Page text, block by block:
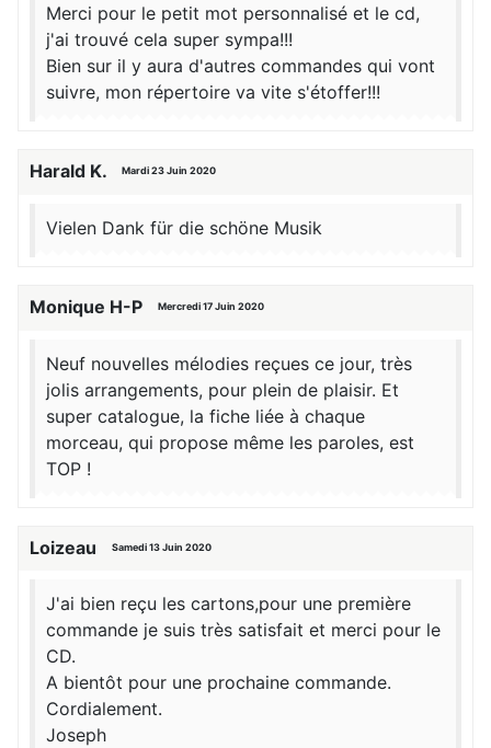
Merci pour le petit mot personnalisé et le cd,
j'ai trouvé cela super sympa!!!
Bien sur il y aura d'autres commandes qui vont
suivre, mon répertoire va vite s'étoffer!!!
Harald K. Mardi 23 Juin 2020
Vielen Dank für die schöne Musik
Monique H-P Mercredi 17 Juin 2020
Neuf nouvelles mélodies reçues ce jour, très
jolis arrangements, pour plein de plaisir. Et
super catalogue, la fiche liée à chaque
morceau, qui propose même les paroles, est
TOP !
Loizeau Samedi 13 Juin 2020
J'ai bien reçu les cartons,pour une première
commande je suis très satisfait et merci pour le
CD.
A bientôt pour une prochaine commande.
Cordialement.
Joseph